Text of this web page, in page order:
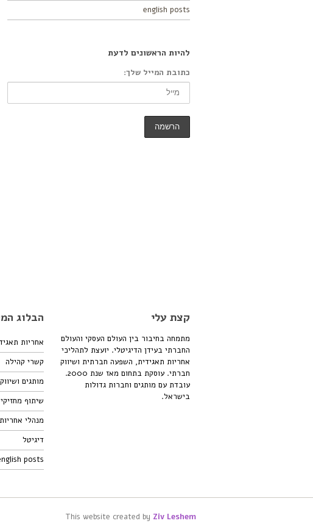
english posts
להיות הראשונים לדעת
כתובת המייל שלך:
הבלוג
אחריות
קשרי קהילה
מותגים ושיווק
שיתוף מחזיקי
מנהלי
דיגיטל
posts
קצת עלי
מתמחה בחיבור בין העולם העסקי והעולם
החברתי בעידן הדיגיטלי. יועצת לתהליכי
אחריות תאגידית, השפעה חברתית ושיווק
חברתי. עוסקת בתחום מאז שנת 2000.
עובדת עם מותגים וחברות גדולות
בישראל.
This website created by Ziv Leshem